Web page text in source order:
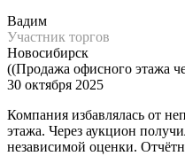
Вадим
Участник торгов
Новосибирск
((Продажа офисного этажа
30 октября 2025
Компания избавлялась от
этажа. Через аукцион
независимой оценки.